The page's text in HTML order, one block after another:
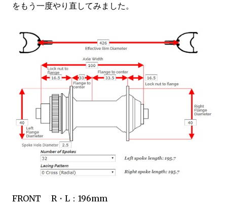
をもう一度やり直してみました。
FRONT R・L：196mm